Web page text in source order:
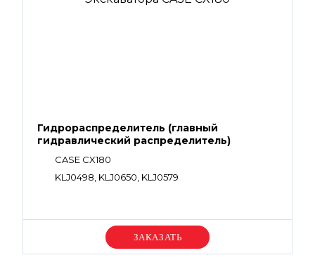
Гидрораспределитель (главный
гидравлический распределитель)
CASE CX180
KLJ0498, KLJ0650, KLJ0579
Уточняйте цену